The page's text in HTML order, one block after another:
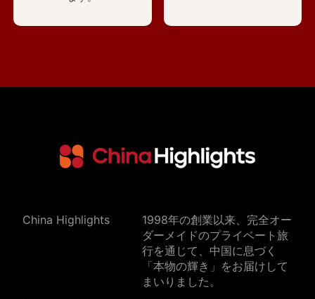
China Highlights
1998年の創業以来、完全オー
ダーメイドのプライベート旅
行を通じて、中国に息づく
「本物の輝き」をお届けして
まいりました。